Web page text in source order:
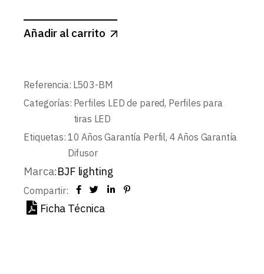
Añadir al carrito
Referencia: L503-BM
Categorías: Perfiles LED de pared, Perfiles para
tiras LED
Etiquetas: 10 Años Garantía Perfil, 4 Años Garantía
Difusor
Marca:BJF lighting
Compartir:
Ficha Técnica